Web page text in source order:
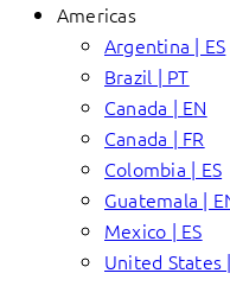
Americas
Argentina | ES
Brazil | PT
Canada | EN
Canada | FR
Colombia | ES
Guatemala |
Mexico | ES
United States